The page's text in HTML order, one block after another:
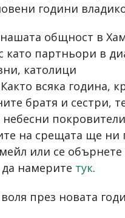
години
общност в
партньори в
католици
всяка година,
братя и сестри,
на срещата ще ни
или се
намерите тук.
през новата